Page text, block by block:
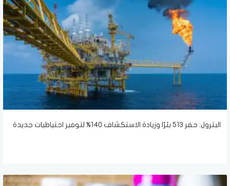
البترول: حفر 513 بئرًا وزيادة الاستكشاف 140% لتوفير احتياطيات جديدة